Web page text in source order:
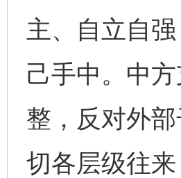
主、自立自
己手中。中
整，反对外
切各层级往